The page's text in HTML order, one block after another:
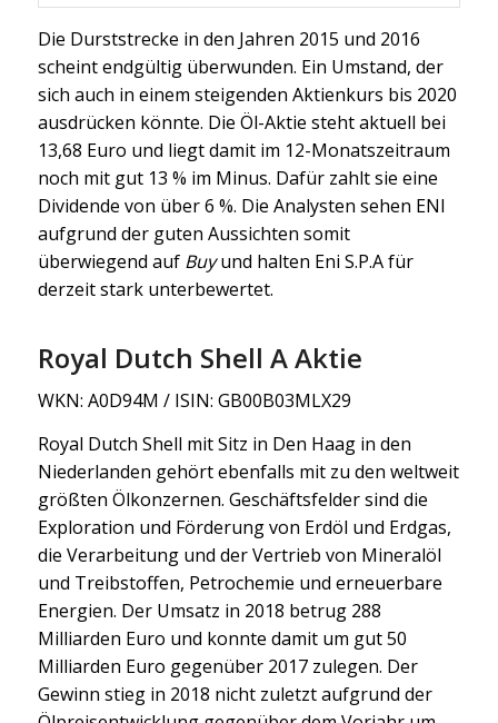
Die Durststrecke in den Jahren 2015 und 2016
scheint endgültig überwunden. Ein Umstand, der
sich auch in einem steigenden Aktienkurs bis 2020
ausdrücken könnte. Die Öl-Aktie steht aktuell bei
13,68 Euro und liegt damit im 12-Monatszeitraum
noch mit gut 13 % im Minus. Dafür zahlt sie eine
Dividende von über 6 %. Die Analysten sehen ENI
aufgrund der guten Aussichten somit
überwiegend auf Buyund halten Eni S.P.A für
derzeit stark unterbewertet.
Royal Dutch Shell A Aktie
WKN: A0D94M / ISIN: GB00B03MLX29
Royal Dutch Shell mit Sitz in Den Haag in den
Niederlanden gehört ebenfalls mit zu den weltweit
größten Ölkonzernen. Geschäftsfelder sind die
Exploration und Förderung von Erdöl und Erdgas,
die Verarbeitung und der Vertrieb von Mineralöl
und Treibstoffen, Petrochemie und erneuerbare
Energien. Der Umsatz in 2018 betrug 288
Milliarden Euro und konnte damit um gut 50
Milliarden Euro gegenüber 2017 zulegen. Der
Gewinn stieg in 2018 nicht zuletzt aufgrund der